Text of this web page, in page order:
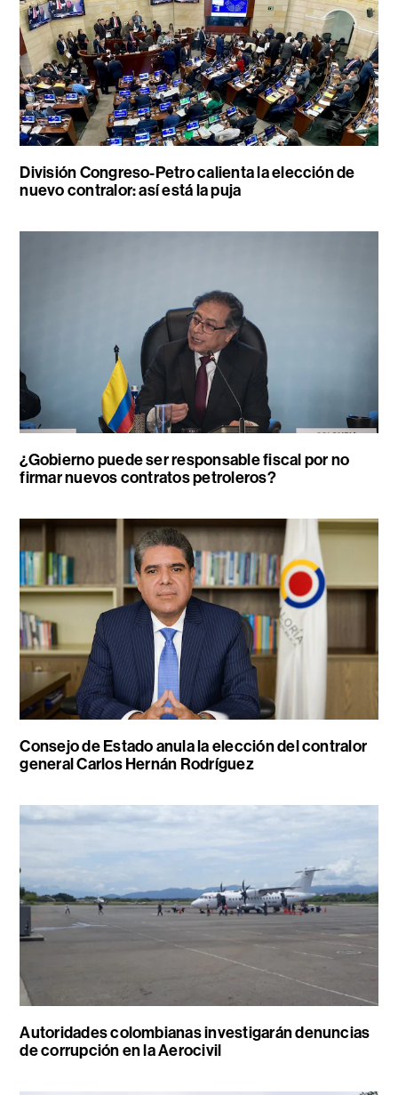
División Congreso-Petro calienta la elección de
nuevo contralor: así está la puja
¿Gobierno puede ser responsable fiscal por no
firmar nuevos contratos petroleros?
Consejo de Estado anula la elección del contralor
general Carlos Hernán Rodríguez
Autoridades colombianas investigarán denuncias
de corrupción en la Aerocivil